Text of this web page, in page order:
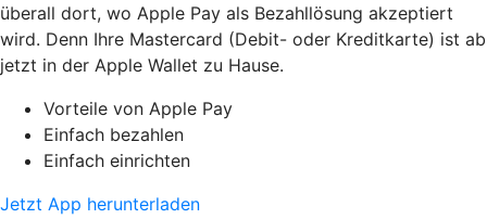
überall dort, wo Apple Pay als Bezahllösung akzeptiert
wird. Denn Ihre Mastercard (Debit- oder Kreditkarte) ist ab
jetzt in der Apple Wallet zu Hause.
Vorteile von Apple Pay
Einfach bezahlen
Einfach einrichten
Jetzt App herunterladen